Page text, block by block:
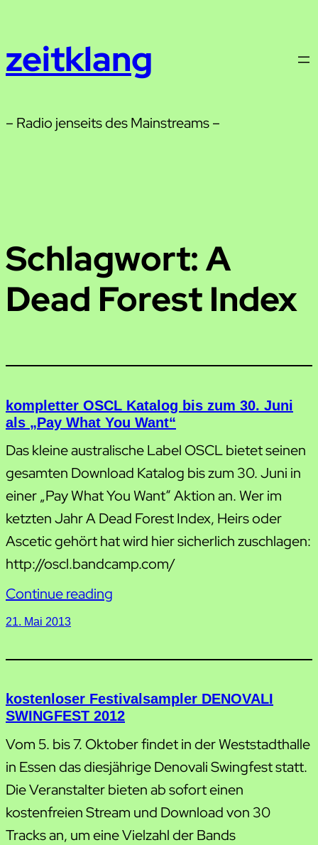
springen
zeitklang
– Radio jenseits des Mainstreams –
Schlagwort:A
Dead Forest Index
kompletter OSCL Katalog bis zum 30. Juni
als „Pay What You Want“
Das kleine australische Label OSCL bietet seinen
gesamten Download Katalog bis zum 30. Juni in
einer „Pay What You Want“ Aktion an. Wer im
ketzten Jahr A Dead Forest Index, Heirs oder
Ascetic gehört hat wird hier sicherlich zuschlagen:
http://oscl.bandcamp.com/
Continue reading
21. Mai 2013
kostenloser Festivalsampler DENOVALI
SWINGFEST 2012
Vom 5. bis 7. Oktober findet in der Weststadthalle
in Essen das diesjährige Denovali Swingfest statt.
Die Veranstalter bieten ab sofort einen
kostenfreien Stream und Download von 30
Tracks an, um eine Vielzahl der Bands